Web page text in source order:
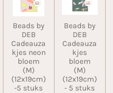
Beads by
DEB
Cadeauza
kjes neon
bloem
(M)
(12x19cm)
-5 stuks
Beads by
DEB
Cadeauza
kjes
bloem
(M)
(12x19cm)
- 5 stuks